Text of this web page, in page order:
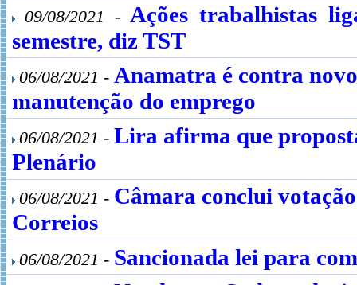
09/08/2021 - Ações trabalhistas
semestre, diz TST
06/08/2021 - Anamatra é contra
manutenção do emprego
06/08/2021 - Lira afirma que
Plenário
06/08/2021 - Câmara conclui
Correios
06/08/2021 - Sancionada lei para